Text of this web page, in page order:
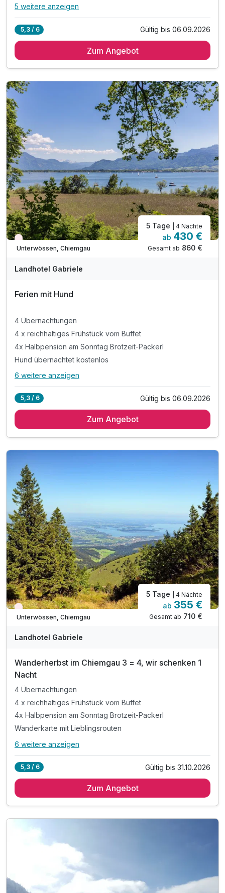
Alle Inklusivleistungen
6 x reichhaltiges Frühstück vom Buffet
1x Freikarte für 1 Erwachsenen in den Märchenpark
Inkl. Kurtaxe
inkl. Achental_Card mit vielen Vergünstigungen
Inkl. Wahl auf das Kissen-Menü
Bei Möglichkeit Early-Check in
5 weitere anzeigen
5,3 / 6 Gültig bis 06.09.2026
Zum Angebot
Nur noch Restplätze
Unterwössen, Chiemgau
5 Tage | 4 Nächte
ab 430 €
Gesamt ab 860 €
Landhotel Gabriele
Ferien mit Hund
4 Übernachtungen
4 x reichhaltiges Frühstück vom Buffet
4x Halbpension am Sonntag Brotzeit-Packerl
Hund übernachtet kostenlos
Alle Inklusivleistungen
4 x reichhaltiges Frühstück vom Buffet
Wanderkarte mit hundefreundlichen Touren
1 Thermoskanne für den Ausflug
inkl. Kurtaxe
Inkl. Achental Card mit vielen Vergünstigungen
Bei Möglichkeit Early-Check in
6 weitere anzeigen
5,3 / 6 Gültig bis 06.09.2026
Zum Angebot
Wieder frei ab September
Unterwössen, Chiemgau
5 Tage | 4 Nächte
ab 355 €
Gesamt ab 710 €
Landhotel Gabriele
Wanderherbst im Chiemgau 3 = 4, wir schenken 1
Nacht
4 Übernachtungen
4 x reichhaltiges Frühstück vom Buffet
4x Halbpension am Sonntag Brotzeit-Packerl
Wanderkarte mit Lieblingsrouten
Alle Inklusivleistungen
4 x reichhaltiges Frühstück vom Buffet
1 Auszeit mit Apfelstrudel und Kaffee - Nachmittag
Leihstöcke & Rucksack nach Verfügbarkeit
Inkl. Achental Card mit vielen Vergünstigungen
Bei Möglichkeit Early-Check in
6 weitere anzeigen
5,3 / 6 Gültig bis 31.10.2026
Zum Angebot